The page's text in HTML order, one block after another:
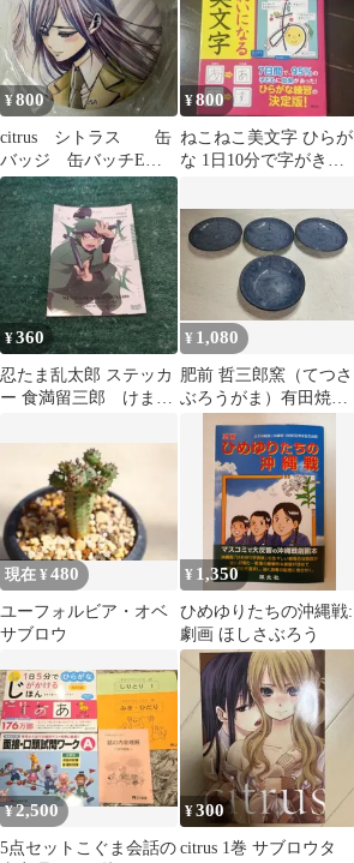
¥800
citrus シトラス 缶
バッジ 缶バッチE
サブロウタ 推しちゃ
れ #168
¥800
ねこねこ美文字 ひらが
な 1日10分で字がきれ
¥360
忍たま乱太郎 ステッカ
ー 食満留三郎 けまと
¥ 1,080
肥前 哲三郎窯（てつさ
ぶろうがま）有田焼の
青藍色 皿 3枚 中鉢1枚
セット
現在 ¥480
ユーフォルビア・オベ
サブロウ
¥ 1,350
ひめゆりたちの沖縄戦:
劇画 ほしさぶろう
¥2,500
5点セットこぐま会話の
¥300
citrus 1巻 サブロウタ